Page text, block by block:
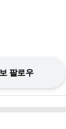
팔로우